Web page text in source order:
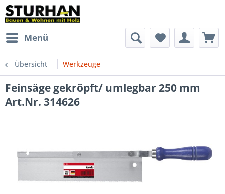
Menü
Übersicht Werkzeuge
Feinsäge gekröpft/ umlegbar 250 mm
Art.Nr. 314626